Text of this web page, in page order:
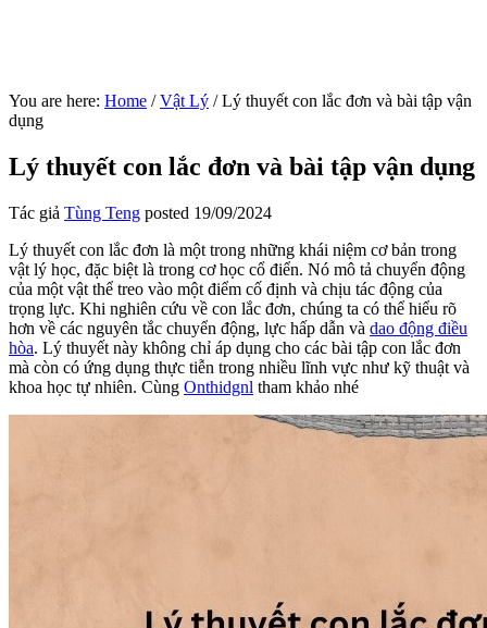
You are here: Home / Vật Lý /Lý thuyết con lắc đơn và bài tập vận
dụng
Lý thuyết con lắc đơn và bài tập vận dụng
Tác giả Tùng Teng posted 19/09/2024
Lý thuyết con lắc đơn là một trong những khái niệm cơ bản trong
vật lý học, đặc biệt là trong cơ học cổ điển. Nó mô tả chuyển động
của một vật thể treo vào một điểm cố định và chịu tác động của
trọng lực. Khi nghiên cứu về con lắc đơn, chúng ta có thể hiểu rõ
hơn về các nguyên tắc chuyển động, lực hấp dẫn và dao động điều
hòa. Lý thuyết này không chỉ áp dụng cho các bài tập con lắc đơn
mà còn có ứng dụng thực tiễn trong nhiều lĩnh vực như kỹ thuật và
khoa học tự nhiên. Cùng Onthidgnl tham khảo nhé